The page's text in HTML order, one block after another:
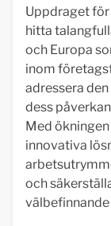
Uppdraget
hitta
och Europa
inom
adressera
dess
Med
innovativa
och